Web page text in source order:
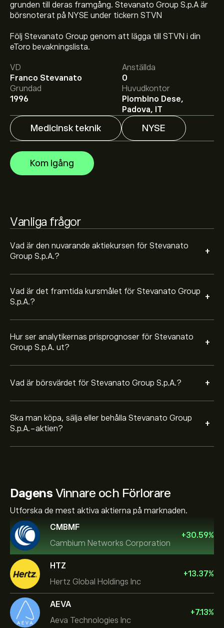
grunden till deras framgång. Stevanato Group S.p.A är
börsnoterat på NYSE under tickern STVN
Följ Stevanato Group genom att lägga till STVN i din
eToro bevakningslista.
VD
Franco Stevanato
Anställda
0
Grundad
1996
Huvudkontor
Piombino Dese,
Padova, IT
Medicinsk teknik NYSE
Kom igång
Vanliga frågor
Vad är den nuvarande aktiekursen för Stevanato
Group S.p.A.?
+
Aktiekursen live för STVN är 20.24‎$‎.
Vad är det framtida kursmålet för Stevanato Group
S.p.A.?
+
Det genomsnittliga kursmålet för Stevanato Group
S.p.A. är 20.24‎$‎.
hos eToro för att få
detaljerade prisprognoser och kursmål från
framstående aktieanalytiker.
Hur ser analytikernas prisprognoser för Stevanato
Group S.p.A. ut?
+
Aktieanalytiker erbjuder prisprognoser för Stevanato
Group S.p.A. baserat på marknadstrender, finansiella
rapporter och förväntad tillväxt. Se den senaste
prognosen för framtida prisrörelser.
Vad är börsvärdet för Stevanato Group S.p.A.? +
Börsvärdet för Stevanato Group S.p.A. är 5.54B‎$‎
Ska man köpa, sälja eller behålla Stevanato Group
S.p.A.-aktien?
+
Baserat på rekommendationer från 5 analytiker för
STVN de senaste 3 månaderna är den övergripande
Dagens Vinnare och Förlorare
Utforska de mest aktiva aktierna på marknaden.
CMBMF
Cambium Networks Corporation
+30.59%
HTZ
Hertz Global Holdings Inc
+13.37%
AEVA
Aeva Technologies Inc
+7.13%